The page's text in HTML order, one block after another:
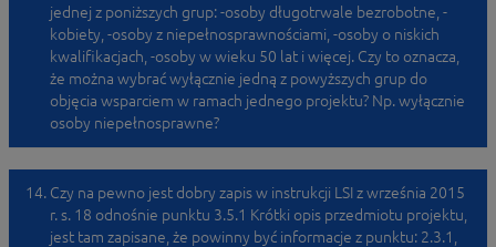
jednej z poniższych grup: -osoby długotrwale bezrobotne, -
kobiety, -osoby z niepełnosprawnościami, -osoby o niskich
kwalifikacjach, -osoby w wieku 50 lat i więcej. Czy to oznacza,
że można wybrać wyłącznie jedną z powyższych grup do
objęcia wsparciem w ramach jednego projektu? Np. wyłącznie
osoby niepełnosprawne?
Czy na pewno jest dobry zapis w instrukcji LSI z września 2015
r. s. 18 odnośnie punktu 3.5.1 Krótki opis przedmiotu projektu,
jest tam zapisane, że powinny być informacje z punktu: 2.3.1,